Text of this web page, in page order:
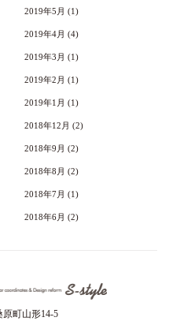
2019年5月 (1)
2019年4月 (4)
2019年3月 (1)
2019年2月 (1)
2019年1月 (1)
2018年12月 (2)
2018年9月 (2)
2018年8月 (2)
2018年7月 (1)
2018年6月 (2)
原町山形14-5